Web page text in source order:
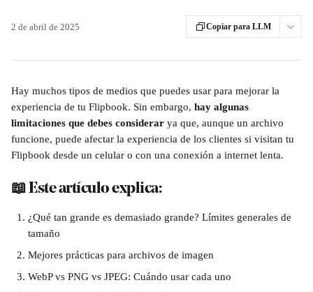
2 de abril de 2025 Copiar para LLM
Hay muchos tipos de medios que puedes usar para mejorar la
experiencia de tu Flipbook. Sin embargo, hay algunas
limitaciones que debes considerar ya que, aunque un archivo
funcione, puede afectar la experiencia de los clientes si visitan tu
Flipbook desde un celular o con una conexión a internet lenta.
📖 Este artículo explica:
¿Qué tan grande es demasiado grande? Límites generales de
tamaño
Mejores prácticas para archivos de imagen
WebP vs PNG vs JPEG: Cuándo usar cada uno